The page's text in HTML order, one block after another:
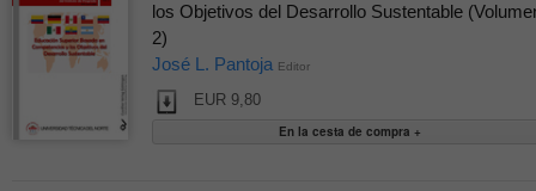
los Objetivos del Desarrollo Sustentable
2)
José L. Pantoja Editor
EUR 9,80